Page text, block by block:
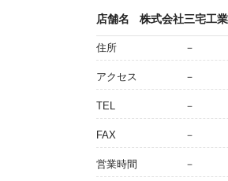
店舗名 株式会社三宅工業
住所 －
アクセス －
TEL －
FAX －
営業時間 －